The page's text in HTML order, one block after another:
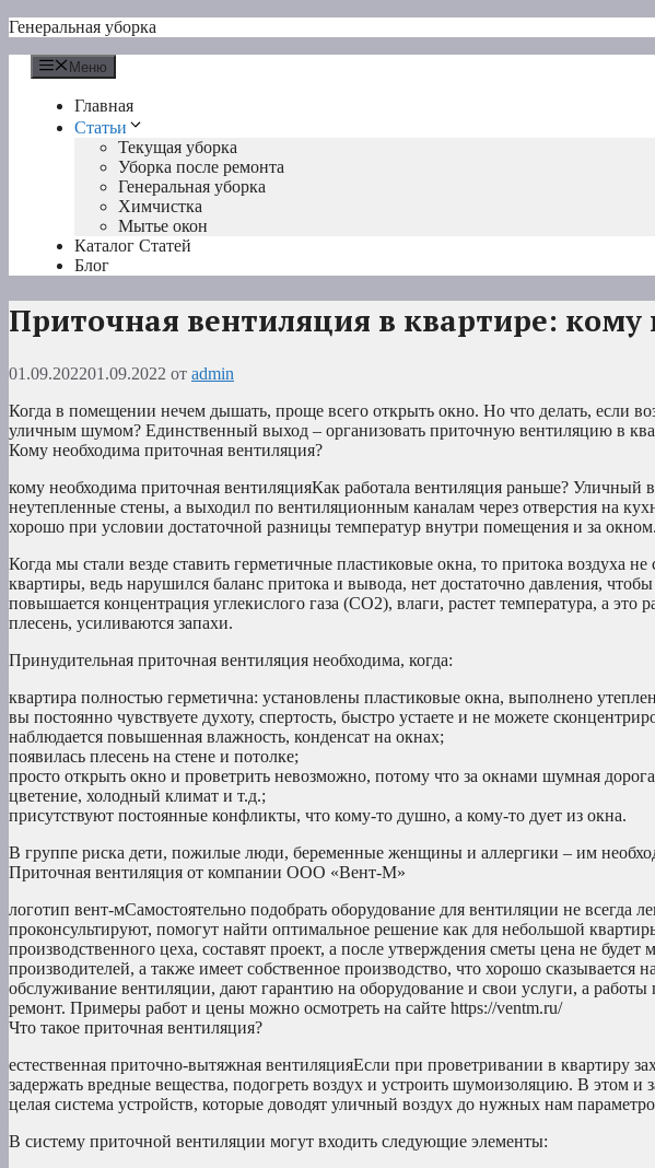
Перейти
содержимому
Генеральная уборка
Меню
Главная
Статьи
Текущая уборка
Уборка после ремонта
Генеральная уборка
Химчистка
Мытье окон
Каталог Статей
Блог
Приточная вентиляция в квартире:
01.09.202201.09.2022 от admin
Когда в помещении нечем дышать, проще всего открыть окно. Но что делать, если
уличным шумом? Единственный выход – организовать приточную вентиляцию в
Кому необходима приточная вентиляция?
кому необходима приточная вентиляцияКак работала вентиляция раньше? Уличный
неутепленные стены, а выходил по вентиляционным каналам через отверстия на
хорошо при условии достаточной разницы температур внутри помещения и за окном.
Когда мы стали везде ставить герметичные пластиковые окна, то притока воздуха
квартиры, ведь нарушился баланс притока и вывода, нет достаточно давления,
повышается концентрация углекислого газа (СО2), влаги, растет температура, а это
плесень, усиливаются запахи.
Принудительная приточная вентиляция необходима, когда:
квартира полностью герметична: установлены пластиковые окна, выполнено
вы постоянно чувствуете духоту, спертость, быстро устаете и не можете
наблюдается повышенная влажность, конденсат на окнах;
появилась плесень на стене и потолке;
просто открыть окно и проветрить невозможно, потому что за окнами шумная
цветение, холодный климат и т.д.;
присутствуют постоянные конфликты, что кому-то душно, а кому-то дует из окна.
В группе риска дети, пожилые люди, беременные женщины и аллергики – им
Приточная вентиляция от компании ООО «Вент-М»
логотип вент-мСамостоятельно подобрать оборудование для вентиляции не
проконсультируют, помогут найти оптимальное решение как для небольшой
производственного цеха, составят проект, а после утверждения сметы цена не
производителей, а также имеет собственное производство, что хорошо
обслуживание вентиляции, дают гарантию на оборудование и свои услуги, а работы
ремонт. Примеры работ и цены можно осмотреть на сайте https://ventm.ru/
Что такое приточная вентиляция?
естественная приточно-вытяжная вентиляцияЕсли при проветривании в квартиру
задержать вредные вещества, подогреть воздух и устроить шумоизоляцию. В этом
целая система устройств, которые доводят уличный воздух до нужных нам
В систему приточной вентиляции могут входить следующие элементы: